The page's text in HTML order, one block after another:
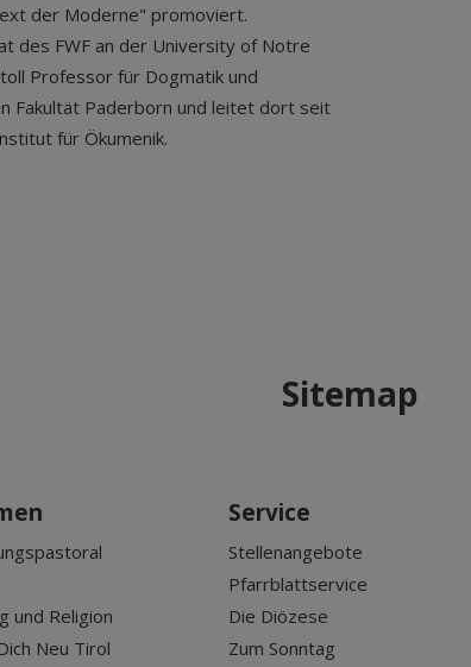
der Moderne" promoviert.
des FWF an der University of Notre
Professor für Dogmatik und
Fakultät Paderborn und leitet dort seit
für Ökumenik.
Sitemap
und Religion
Neu Tirol
Service
Stellenangebote
Pfarrblattservice
Die Diözese
Zum Sonntag